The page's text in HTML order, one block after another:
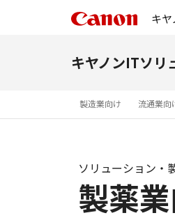
キ
キヤノンITソリ
製造業向け 流通業向
製薬
ソリューション・